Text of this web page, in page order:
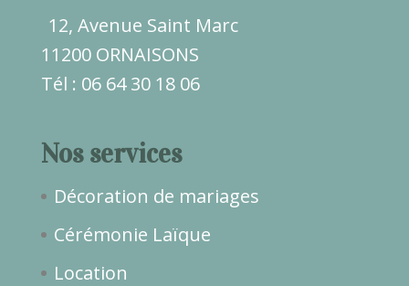
12, Avenue Saint Marc
11200 ORNAISONS
Tél : 06 64 30 18 06
Nos services
Décoration de mariages
Cérémonie Laïque
Location